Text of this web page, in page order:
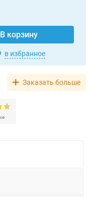
В корзину
в избранное
Заказать больше